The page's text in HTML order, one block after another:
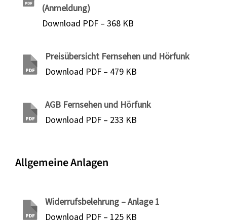
(Anmeldung)
Download PDF – 368 KB
Preisübersicht Fernsehen und Hörfunk
Download PDF – 479 KB
AGB Fernsehen und Hörfunk
Download PDF – 233 KB
Allgemeine Anlagen
Widerrufsbelehrung – Anlage 1
Download PDF – 125 KB